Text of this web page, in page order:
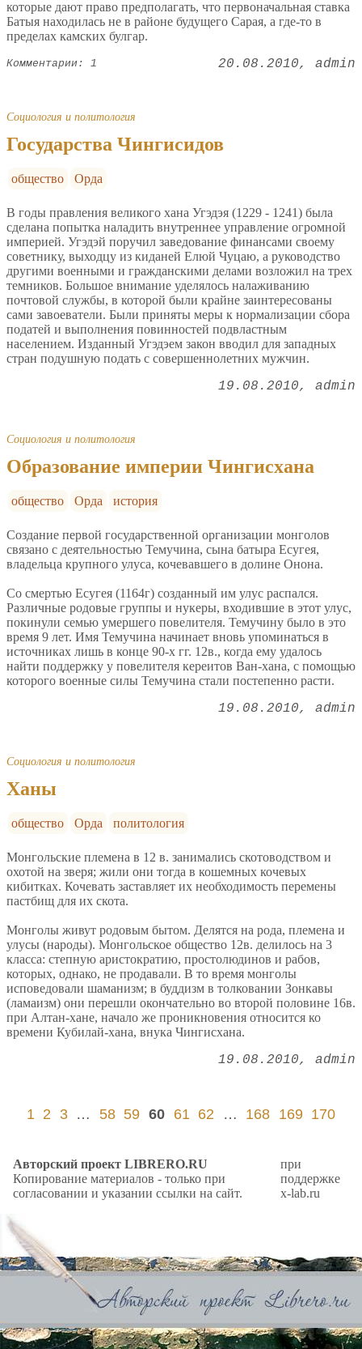
которые дают право предполагать, что первоначальная ставка
Батыя находилась не в районе будущего Сарая, а где-то в
пределах камских булгар.
Комментарии: 1 20.08.2010 admin
Социология и политология
Государства Чингисидов
общество Орда
В годы правления великого хана Угэдэя (1229 - 1241) была
сделана попытка наладить внутреннее управление огромной
империей. Угэдэй поручил заведование финансами своему
советнику, выходцу из киданей Елюй Чуцаю, а руководство
другими военными и гражданскими делами возложил на трех
темников. Большое внимание уделялось налаживанию
почтовой службы, в которой были крайне заинтересованы
сами завоеватели. Были приняты меры к нормализации сбора
податей и выполнения повинностей подвластным
населением. Изданный Угэдэем закон вводил для западных
стран подушную подать с совершеннолетних мужчин.
19.08.2010 admin
Социология и политология
Образование империи Чингисхана
общество Орда история
Создание первой государственной организации монголов
связано с деятельностью Темучина, сына батыра Есугея,
владельца крупного улуса, кочевавшего в долине Онона.
Со смертью Есугея (1164г) созданный им улус распался.
Различные родовые группы и нукеры, входившие в этот улус,
покинули семью умершего повелителя. Темучину было в это
время 9 лет. Имя Темучина начинает вновь упоминаться в
источниках лишь в конце 90-х гг. 12в., когда ему удалось
найти поддержку у повелителя кереитов Ван-хана, с помощью
которого военные силы Темучина стали постепенно расти.
19.08.2010 admin
Социология и политология
Ханы
общество Орда политология
Монгольские племена в 12 в. занимались скотоводством и
охотой на зверя; жили они тогда в кошемных кочевых
кибитках. Кочевать заставляет их необходимость перемены
пастбищ для их скота.
Монголы живут родовым бытом. Делятся на рода, племена и
улусы (народы). Монгольское общество 12в. делилось на 3
класса: степную аристократию, простолюдинов и рабов,
которых, однако, не продавали. В то время монголы
исповедовали шаманизм; в буддизм в толковании Зонкавы
(ламаизм) они перешли окончательно во второй половине 16в.
при Алтан-хане, начало же проникновения относится ко
времени Кубилай-хана, внука Чингисхана.
19.08.2010 admin
1 2 3 … 58 59 60 61 62 … 168 169 170
Авторский проект LIBRERO.RU
Копирование материалов - только при
согласовании и указании ссылки на сайт.
при
поддержке
x-lab.ru